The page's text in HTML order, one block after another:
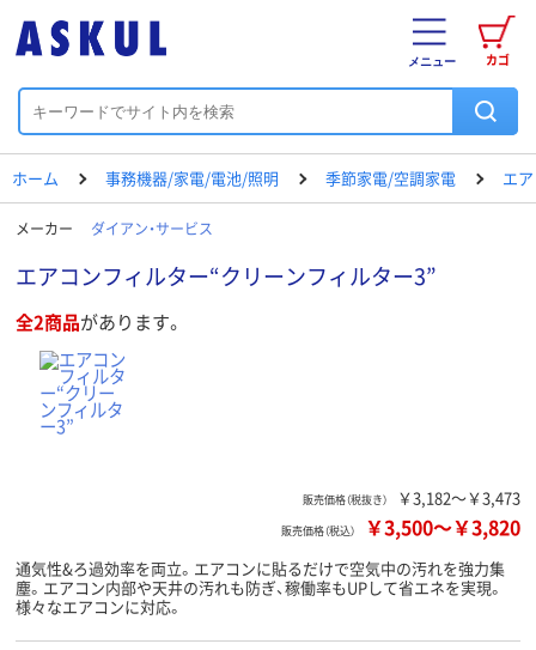
カゴ
メニュー
ホーム 事務機器/家電/電池/照明 季節家電/空調家電 エ
メーカー ダイアン・サービス
エアコンフィルター“クリーンフィルター3”
全2商品があります。
販売価格（税抜き） ￥3,182～￥3,473
販売価格（税込） ￥3,500～￥3,820
通気性&ろ過効率を両立。エアコンに貼るだけで空気中の汚れを強力集
塵。エアコン内部や天井の汚れも防ぎ、稼働率もUPして省エネを実現。
様々なエアコンに対応。